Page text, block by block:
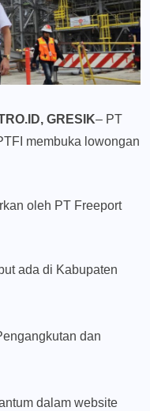
GRESIK– PT
membuka lowongan
oleh PT Freeport
ada di Kabupaten
dan
dalam website